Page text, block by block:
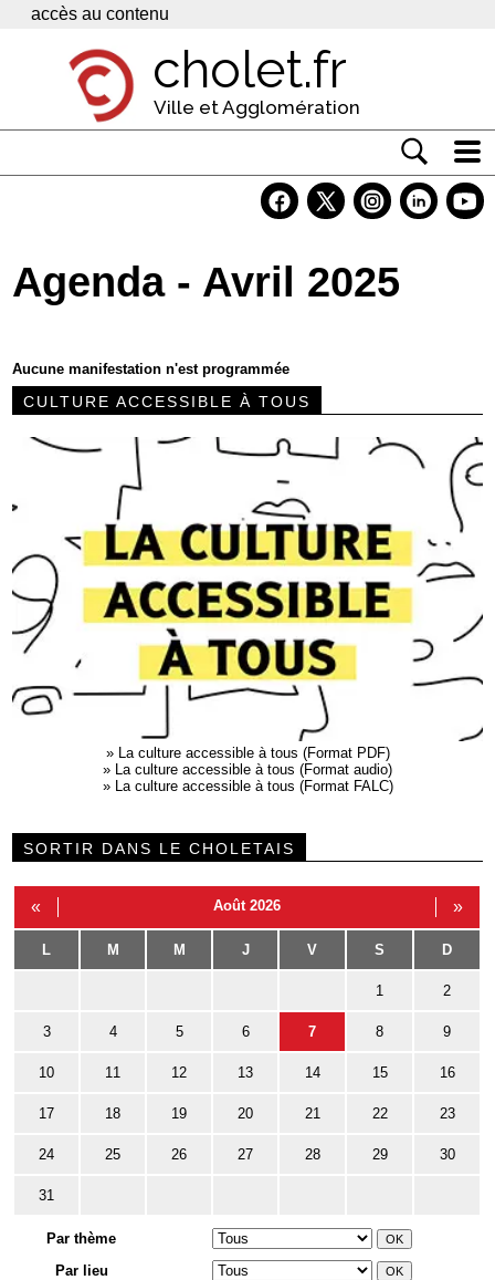
Panneau de gestion des cookies
accès au contenu
cholet.fr
Ville et Agglomération
Economie
Contacts
Agenda - Avril 2025
Aucune manifestation n'est programmée
CULTURE ACCESSIBLE À TOUS
»
La culture accessible à tous (Format PDF)
»
La culture accessible à tous (Format audio)
»
La culture accessible à tous (Format FALC)
SORTIR DANS LE CHOLETAIS
« Août 2026 »
L M M J V S D
1 2
3 4 5 6 7 8 9
10 11 12 13 14 15 16
17 18 19 20 21 22 23
24 25 26 27 28 29 30
31
Par thème
Par lieu